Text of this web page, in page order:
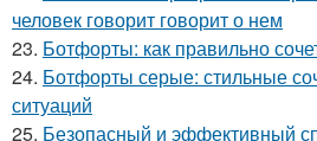
человек говорит говорит о нем
23. Ботфорты: как правильно
24. Ботфорты серые: стильные
ситуаций
25. Безопасный и эффективный